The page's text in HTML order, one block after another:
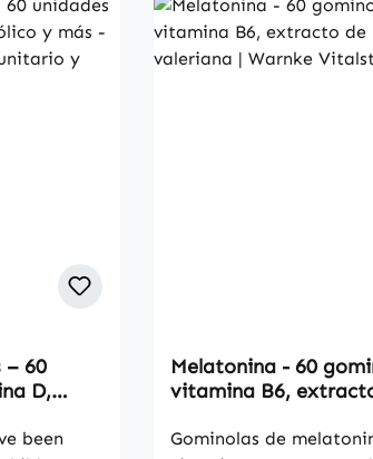
– 60
D,
y
been
Melatonina - 60
vitamina B6,
Vitalstoffe
Gominolas de